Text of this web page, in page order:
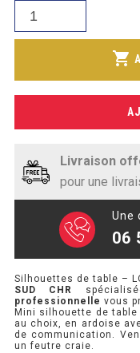
TABLE DE
SALADETTE
SALADETTE
SALADETTE
MEUBLE À PIZZA
MEUBLE À
MEUBLE À
198,56€.
actuel
est :
table
shopping_cart
Livraison
pour une
Une
06
Silhouettes de table –
SUD CHR
professionnelle vous
Mini silhouette de
au choix, en ardoise
de communication.
un feutre craie.